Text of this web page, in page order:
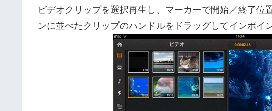
ビデオクリップを選択再生し、マーカーで開始／終了位
ンに並べたクリップのハンドルをドラッグしてインポイ